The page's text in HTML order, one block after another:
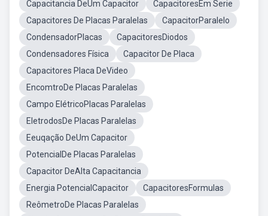
Capacitancia DeUm Capacitor
CapacitoresEm Serie
Capacitores De Placas Paralelas
CapacitorParalelo
CondensadorPlacas
CapacitoresDiodos
Condensadores Física
Capacitor De Placa
Capacitores Placa DeVideo
EncomtroDe Placas Paralelas
Campo ElétricoPlacas Paralelas
EletrodosDe Placas Paralelas
Eeuqação DeUm Capacitor
PotencialDe Placas Paralelas
Capacitor DeAlta Capacitancia
Energia PotencialCapacitor
CapacitoresFormulas
ReômetroDe Placas Paralelas